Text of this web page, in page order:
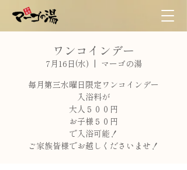
ワンコインデー
7月16日(水)
  |
マーゴの湯
毎月第三水曜日限定ワンコインデー
入浴料が
大人５００円
お子様５０円
で入浴可能！
ご家族皆様でお越しくださいませ！